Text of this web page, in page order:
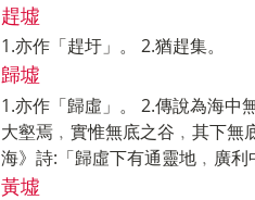
趕墟
1.亦作「趕圩」。 2.猶趕集。
歸墟
1.亦作「歸虛」。 2.傳說為海中
大壑焉﹐實惟無底之谷﹐其下無
海》詩:「歸虛下有通靈地﹐廣利
黃墟